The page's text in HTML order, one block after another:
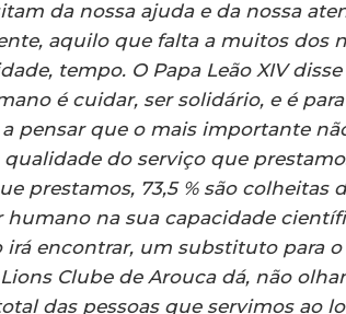
da nossa ajuda e da nossa
aquilo que falta a muitos dos
tempo. O Papa Leão XIV
é cuidar, ser solidário, e é
pensar que o mais importante
qualidade do serviço que
prestamos, 73,5 % são colheitas
humano na sua capacidade
encontrar, um substituto para o
Clube de Arouca dá, não
das pessoas que servimos ao